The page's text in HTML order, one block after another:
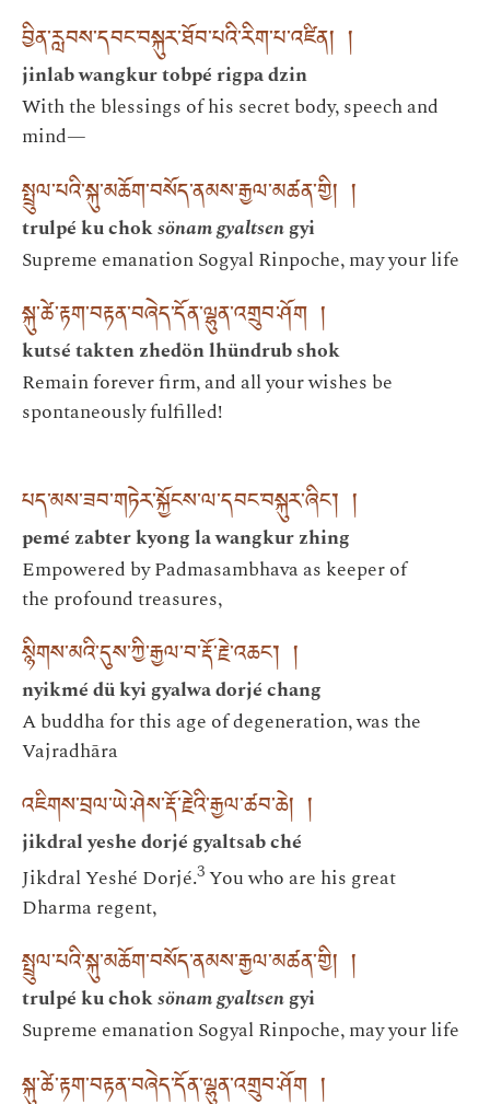
བྱིན་རླབས་དབང་བསྐུར་ཐོབ་པའི་རིག་པ་འཛིན། །
jinlab wangkur tobpé rigpa dzin
With the blessings of his secret body, speech and
mind—
སྤྲུལ་པའི་སྐུ་མཆོག་བསོད་ནམས་རྒྱལ་མཚན་གྱི། །
trulpé ku choksönam gyaltsengyi
Supreme emanation Sogyal Rinpoche, may your life
སྐུ་ཚེ་རྟག་བརྟན་བཞེད་དོན་ལྷུན་འགྲུབ་ཤོག །
kutsé takten zhedön lhündrub shok
Remain forever firm, and all your wishes be
spontaneously fulfilled!
པད་མས་ཟབ་གཏེར་སྐྱོངས་ལ་དབང་བསྐུར་ཞིང༌། །
pemé zabter kyong la wangkur zhing
Empowered by Padmasambhava as keeper of
the profound treasures,
སྙིགས་མའི་དུས་ཀྱི་རྒྱལ་བ་རྡོ་རྗེ་འཆང༌། །
nyikmé dü kyi gyalwa dorjé chang
A buddha for this age of degeneration, was the
Vajradhāra
འཇིགས་བྲལ་ཡེ་ཤེས་རྡོ་རྗེའི་རྒྱལ་ཚབ་ཆེ། །
jikdral yeshe dorjé gyaltsab ché
Jikdral Yeshé Dorjé.3You who are his great
Dharma regent,
སྤྲུལ་པའི་སྐུ་མཆོག་བསོད་ནམས་རྒྱལ་མཚན་གྱི། །
trulpé ku choksönam gyaltsengyi
Supreme emanation Sogyal Rinpoche, may your life
སྐུ་ཚེ་རྟག་བརྟན་བཞེད་དོན་ལྷུན་འགྲུབ་ཤོག །